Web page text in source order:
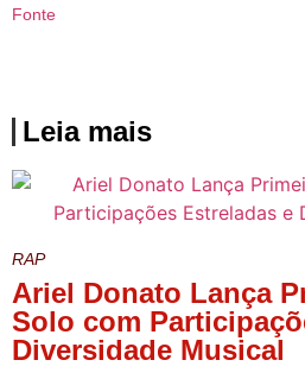
Fonte
Leia mais
RAP
Ariel Donato Lança
Solo com
Diversidade Musical